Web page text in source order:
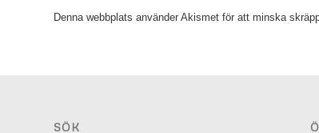
Denna webbplats använder Akismet för att minska
SÖK